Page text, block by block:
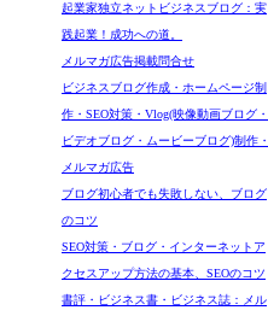
起業家独立ネットビジネスブログ：実
践起業！成功への道。
メルマガ広告掲載問合せ
ビジネスブログ作成・ホームページ制
作・SEO対策・Vlog(映像動画ブログ・
ビデオブログ・ムービーブログ)制作・
メルマガ広告
ブログ初心者でも失敗しない、ブログ
のコツ
SEO対策・ブログ・インターネットア
クセスアップ方法の基本、SEOのコツ
書評・ビジネス書・ビジネス誌：メル